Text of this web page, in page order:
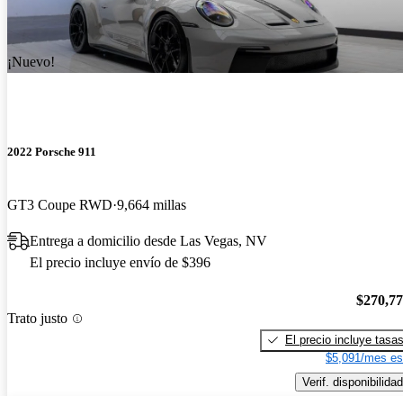
¡Nuevo!
2022 Porsche 911
GT3 Coupe RWD 9,664 millas
Entrega a domicilio desde Las Vegas, NV
El precio incluye envío de $396
Trato justo
El precio incluye tasas
$5,091/mes
Verif. disponibilidad